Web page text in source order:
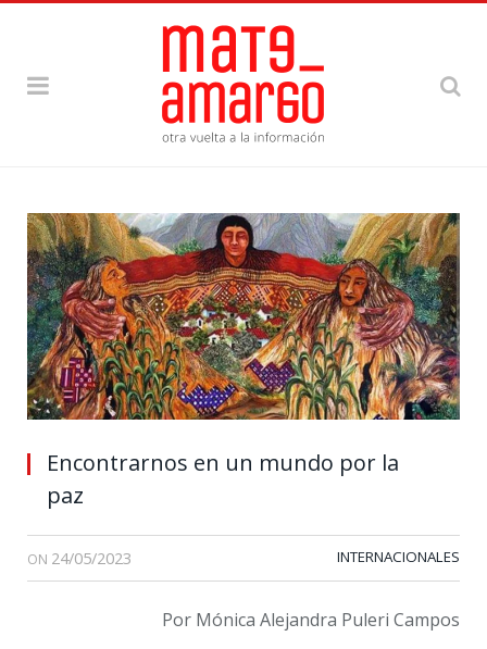
Encontrarnos en un mundo por la
paz
ON 24/05/2023 INTERNACIONALES
Por Mónica Alejandra Puleri Campos